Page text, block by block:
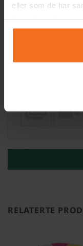
eller som de har
RELATERTE